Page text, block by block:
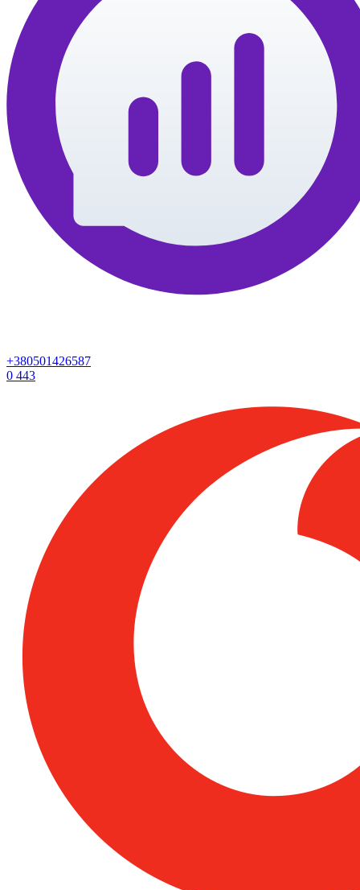
+380501426587
0 443